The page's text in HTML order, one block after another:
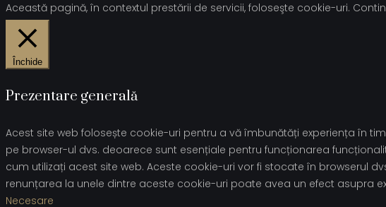
Această pagină, în contextul prestării de servicii, foloseşte cookie-uri.
Închide
Prezentare generală
Acest site web folosește cookie-uri pentru a vă îmbunătăți experiența în
pe browser-ul dvs. deoarece sunt esențiale pentru funcționarea
cum utilizați acest site web. Aceste cookie-uri vor fi stocate în browserul
renunțarea la unele dintre aceste cookie-uri poate avea un efect asupra
Necesare